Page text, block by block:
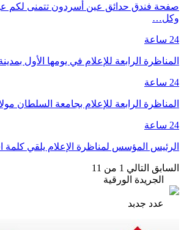
صفحة فندق حدائق عين أسردون تتمنى لكم
وكل…
24 ساعة
المناظرة الرابعة للإعلام في يومها الأول
24 ساعة
المناظرة الرابعة للإعلام بجامعة السلطان
24 ساعة
الرئيس المؤسس لمناظرة الإعلام يلقي كلمة
السابق التالي 1 من 11
الجريدة الورقية
عدد جدبد